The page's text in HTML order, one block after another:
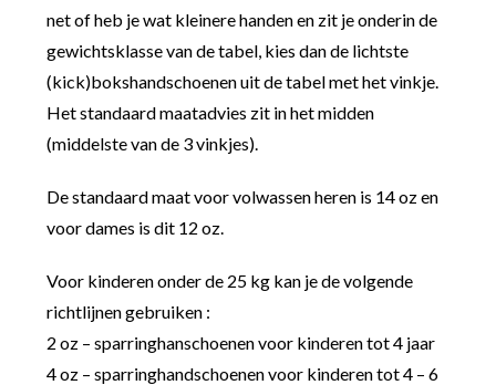
net of heb je wat kleinere handen en zit je onderin de
gewichtsklasse van de tabel, kies dan de lichtste
(kick)bokshandschoenen uit de tabel met het vinkje.
Het standaard maatadvies zit in het midden
(middelste van de 3 vinkjes).
De standaard maat voor volwassen heren is 14 oz en
voor dames is dit 12 oz.
Voor kinderen onder de 25 kg kan je de volgende
richtlijnen gebruiken :
2 oz – sparringhanschoenen voor kinderen tot 4 jaar
4 oz – sparringhandschoenen voor kinderen tot 4 – 6